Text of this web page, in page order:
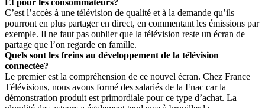
Et pour les consommateurs?
C’est l’accès à une télévision de qualité et à la demande qu’ils
pourront en plus partager en direct, en commentant les émissions par
exemple. Il ne faut pas oublier que la télévision reste un écran de
partage que l’on regarde en famille.
Quels sont les freins au développement de la télévision
connectée?
Le premier est la compréhension de ce nouvel écran. Chez France
Télévisions, nous avons formé des salariés de la Fnac car la
démonstration produit est primordiale pour ce type d’achat. La